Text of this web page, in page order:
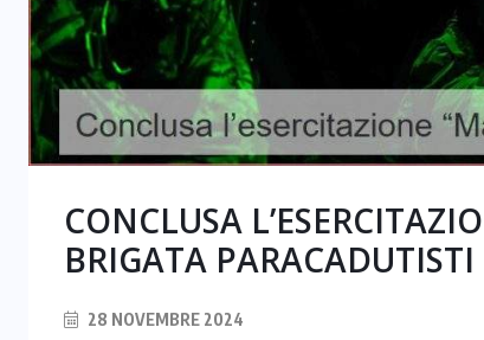
CONCLUSA
BRIGATA PARACADUTISTI
28 NOVEMBRE 2024